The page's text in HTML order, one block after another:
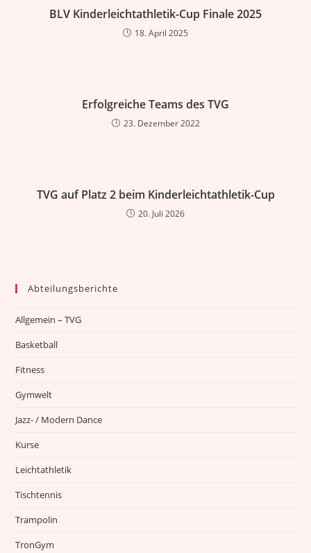
BLV Kinderleichtathletik-Cup Finale 2025
18. April 2025
Erfolgreiche Teams des TVG
23. Dezember 2022
TVG auf Platz 2 beim Kinderleichtathletik-Cup
20. Juli 2026
Abteilungsberichte
Allgemein – TVG
Basketball
Fitness
Gymwelt
Jazz- / Modern Dance
Kurse
Leichtathletik
Tischtennis
Trampolin
TronGym